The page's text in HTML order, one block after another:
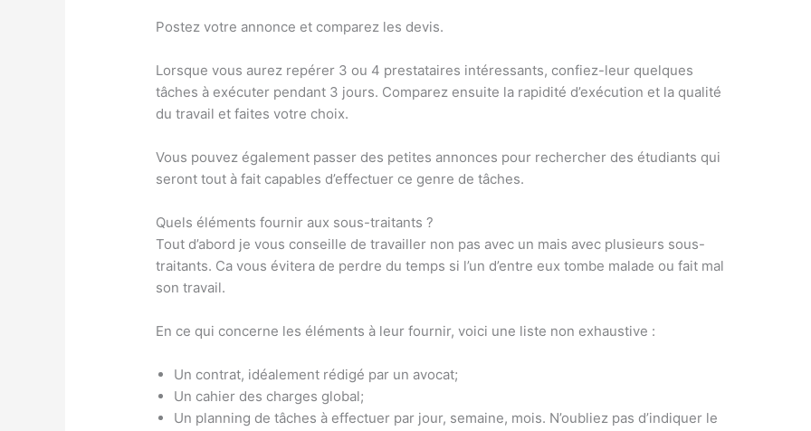
Postez votre annonce et comparez les devis.
Lorsque vous aurez repérer 3 ou 4 prestataires intéressants, confiez-leur quelques
tâches à exécuter pendant 3 jours. Comparez ensuite la rapidité d’exécution et la qualité
du travail et faites votre choix.
Vous pouvez également passer des petites annonces pour rechercher des étudiants qui
seront tout à fait capables d’effectuer ce genre de tâches.
Quels éléments fournir aux sous-traitants ?
Tout d’abord je vous conseille de travailler non pas avec un mais avec plusieurs sous-
traitants. Ca vous évitera de perdre du temps si l’un d’entre eux tombe malade ou fait mal
son travail.
En ce qui concerne les éléments à leur fournir, voici une liste non exhaustive :
Un contrat, idéalement rédigé par un avocat;
Un cahier des charges global;
Un planning de tâches à effectuer par jour, semaine, mois. N’oubliez pas d’indiquer le